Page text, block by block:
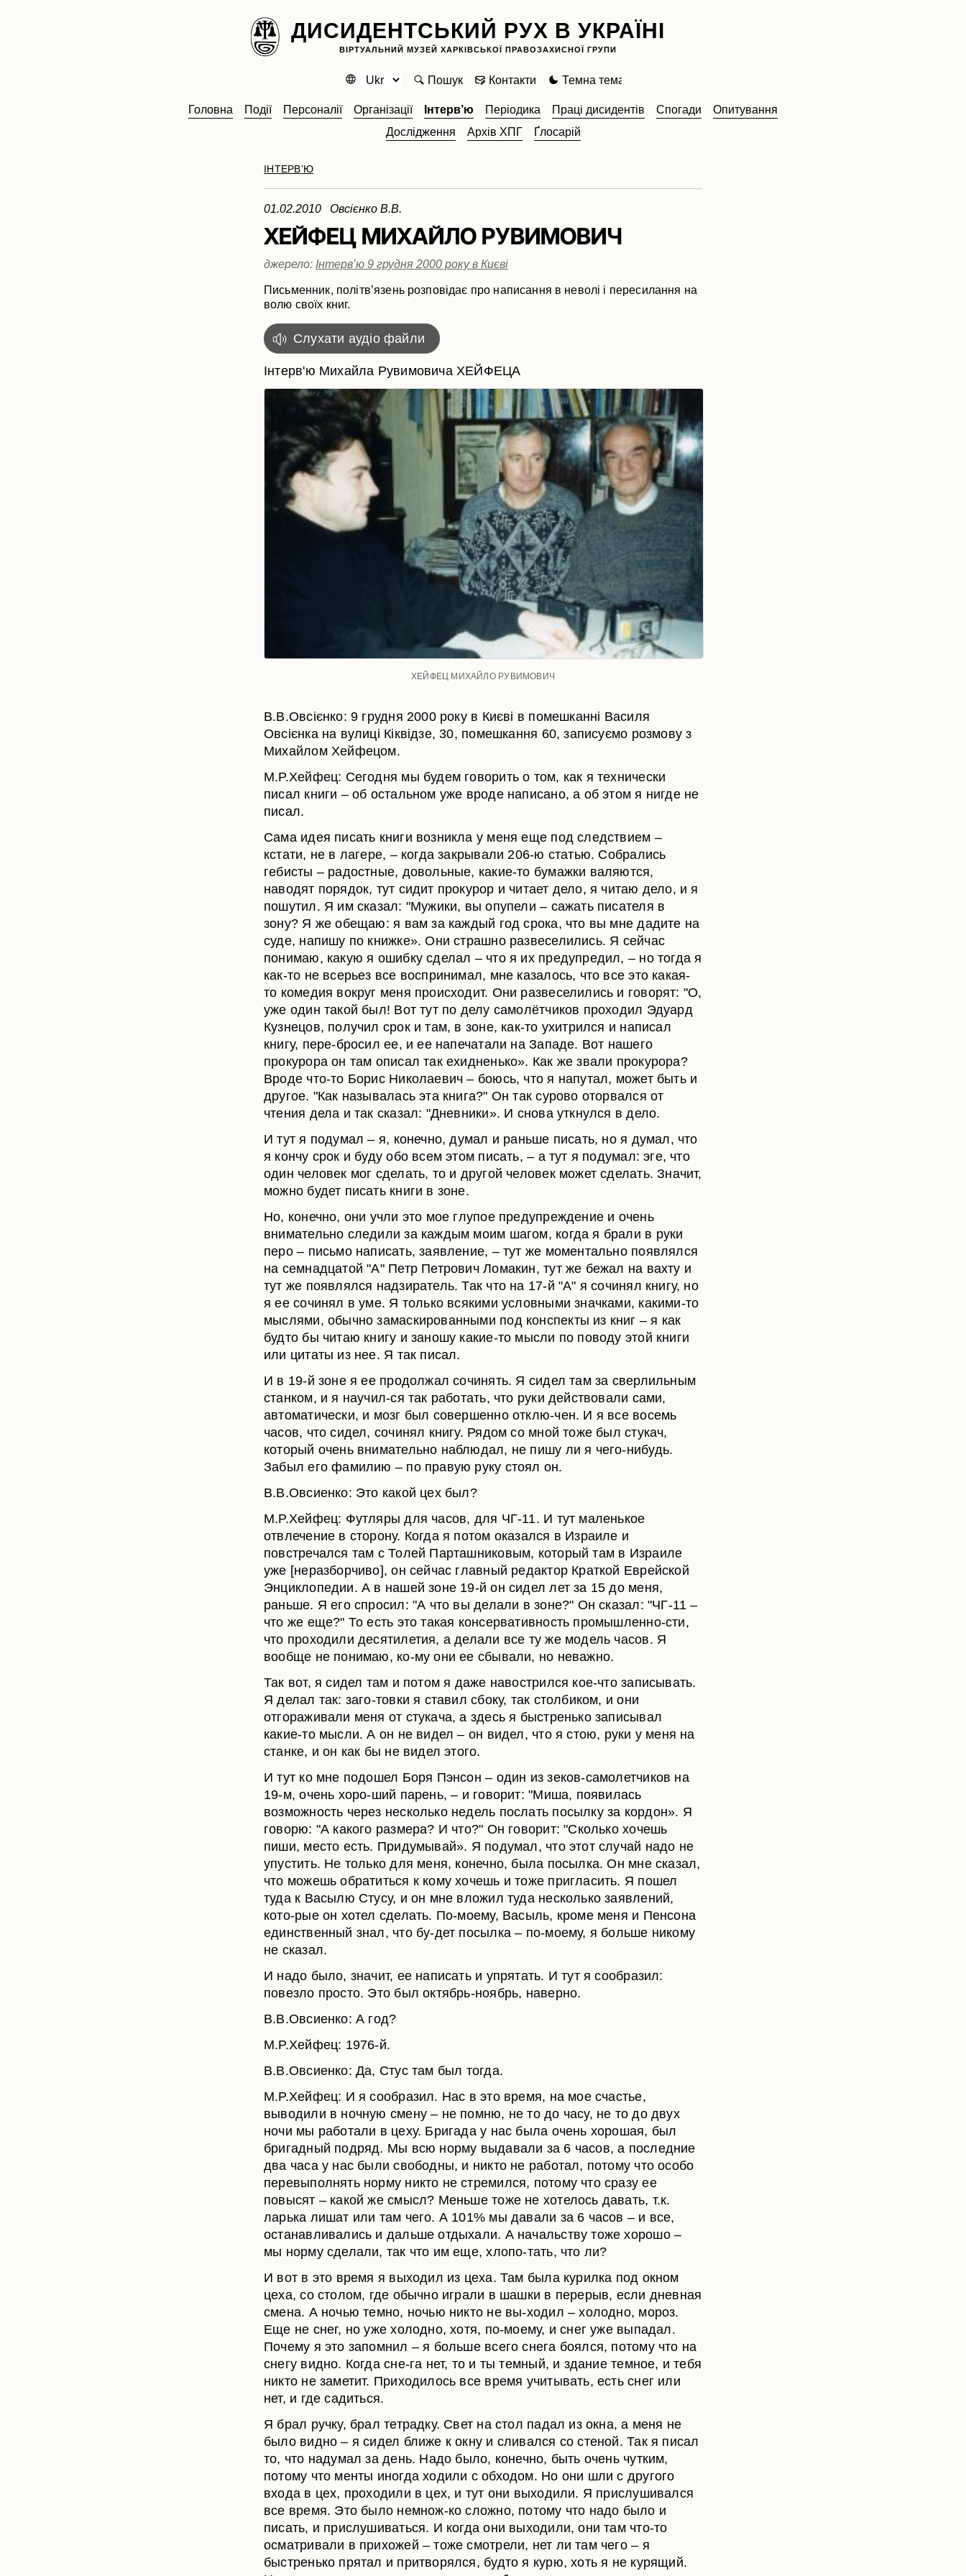
ДИСИДЕНТСЬКИЙ РУХ В УКРАЇНІ
ВІРТУАЛЬНИЙ МУЗЕЙ ХАРКІВСЬКОЇ ПРАВОЗАХИСНОЇ ГРУПИ
Пошук Контакти Темна тема
Головна Події Персоналії Організації Інтерв’ю Періодика Праці дисидентів Спогади
Опитування
Дослідження
Архів ХПГ Ґлосарій
ІНТЕРВ’Ю
01.02.2010 Овсієнко В.В.
ХЕЙФЕЦ МИХАЙЛО РУВИМОВИЧ
джерело: Інтерв’ю 9 грудня 2000 року в Києві
Письменник, політв’язень розповідає про написання в неволі і пересилання на
волю своїх книг.
Слухати аудіо файли
Інтерв'ю Михайла Рувимовича ХЕЙФЕЦА
ХЕЙФЕЦ МИХАЙЛО РУВИМОВИЧ
В.В.Овсієнко: 9 грудня 2000 року в Києві в помешканні Василя
Овсієнка на вулиці Кіквідзе, 30, помешкання 60, записуємо розмову з
Михайлом Хейфецом.
М.Р.Хейфец: Сегодня мы будем говорить о том, как я технически
писал книги – об остальном уже вроде написано, а об этом я нигде не
писал.
Сама идея писать книги возникла у меня еще под следствием –
кстати, не в лагере, – когда закрывали 206-ю статью. Собрались
гебисты – радостные, довольные, какие-то бумажки валяются,
наводят порядок, тут сидит прокурор и читает дело, я читаю дело, и я
пошутил. Я им сказал: "Мужики, вы опупели – сажать писателя в
зону? Я же обещаю: я вам за каждый год срока, что вы мне дадите на
суде, напишу по книжке». Они страшно развеселились. Я сейчас
понимаю, какую я ошибку сделал – что я их предупредил, – но тогда я
как-то не всерьез все воспринимал, мне казалось, что все это какая-
то комедия вокруг меня происходит. Они развеселились и говорят: "О,
уже один такой был! Вот тут по делу самолётчиков проходил Эдуард
Кузнецов, получил срок и там, в зоне, как-то ухитрился и написал
книгу, пере-бросил ее, и ее напечатали на Западе. Вот нашего
прокурора он там описал так ехидненько». Как же звали прокурора?
Вроде что-то Борис Николаевич – боюсь, что я напутал, может быть и
другое. "Как называлась эта книга?" Он так сурово оторвался от
чтения дела и так сказал: "Дневники». И снова уткнулся в дело.
И тут я подумал – я, конечно, думал и раньше писать, но я думал, что
я кончу срок и буду обо всем этом писать, – а тут я подумал: эге, что
один человек мог сделать, то и другой человек может сделать. Значит,
можно будет писать книги в зоне.
Но, конечно, они учли это мое глупое предупреждение и очень
внимательно следили за каждым моим шагом, когда я брали в руки
перо – письмо написать, заявление, – тут же моментально появлялся
на семнадцатой "А" Петр Петрович Ломакин, тут же бежал на вахту и
тут же появлялся надзиратель. Так что на 17-й "А" я сочинял книгу, но
я ее сочинял в уме. Я только всякими условными значками, какими-то
мыслями, обычно замаскированными под конспекты из книг – я как
будто бы читаю книгу и заношу какие-то мысли по поводу этой книги
или цитаты из нее. Я так писал.
И в 19-й зоне я ее продолжал сочинять. Я сидел там за сверлильным
станком, и я научил-ся так работать, что руки действовали сами,
автоматически, и мозг был совершенно отклю-чен. И я все восемь
часов, что сидел, сочинял книгу. Рядом со мной тоже был стукач,
который очень внимательно наблюдал, не пишу ли я чего-нибудь.
Забыл его фамилию – по правую руку стоял он.
В.В.Овсиенко: Это какой цех был?
М.Р.Хейфец: Футляры для часов, для ЧГ-11. И тут маленькое
отвлечение в сторону. Когда я потом оказался в Израиле и
повстречался там с Толей Парташниковым, который там в Израиле
уже [неразборчиво], он сейчас главный редактор Краткой Еврейской
Энциклопедии. А в нашей зоне 19-й он сидел лет за 15 до меня,
раньше. Я его спросил: "А что вы делали в зоне?" Он сказал: "ЧГ-11 –
что же еще?" То есть это такая консервативность промышленно-сти,
что проходили десятилетия, а делали все ту же модель часов. Я
вообще не понимаю, ко-му они ее сбывали, но неважно.
Так вот, я сидел там и потом я даже навострился кое-что записывать.
Я делал так: заго-товки я ставил сбоку, так столбиком, и они
отгораживали меня от стукача, а здесь я быстренько записывал
какие-то мысли. А он не видел – он видел, что я стою, руки у меня на
станке, и он как бы не видел этого.
И тут ко мне подошел Боря Пэнсон – один из зеков-самолетчиков на
19-м, очень хоро-ший парень, – и говорит: "Миша, появилась
возможность через несколько недель послать посылку за кордон». Я
говорю: "А какого размера? И что?" Он говорит: "Сколько хочешь
пиши, место есть. Придумывай». Я подумал, что этот случай надо не
упустить. Не только для меня, конечно, была посылка. Он мне сказал,
что можешь обратиться к кому хочешь и тоже пригласить. Я пошел
туда к Васылю Стусу, и он мне вложил туда несколько заявлений,
кото-рые он хотел сделать. По-моему, Васыль, кроме меня и Пенсона
единственный знал, что бу-дет посылка – по-моему, я больше никому
не сказал.
И надо было, значит, ее написать и упрятать. И тут я сообразил:
повезло просто. Это был октябрь-ноябрь, наверно.
В.В.Овсиенко: А год?
М.Р.Хейфец: 1976-й.
В.В.Овсиенко: Да, Стус там был тогда.
М.Р.Хейфец: И я сообразил. Нас в это время, на мое счастье,
выводили в ночную смену – не помню, не то до часу, не то до двух
ночи мы работали в цеху. Бригада у нас была очень хорошая, был
бригадный подряд. Мы всю норму выдавали за 6 часов, а последние
два часа у нас были свободны, и никто не работал, потому что особо
перевыполнять норму никто не стремился, потому что сразу ее
повысят – какой же смысл? Меньше тоже не хотелось давать, т.к.
ларька лишат или там чего. А 101% мы давали за 6 часов – и все,
останавливались и дальше отдыхали. А начальству тоже хорошо –
мы норму сделали, так что им еще, хлопо-тать, что ли?
И вот в это время я выходил из цеха. Там была курилка под окном
цеха, со столом, где обычно играли в шашки в перерыв, если дневная
смена. А ночью темно, ночью никто не вы-ходил – холодно, мороз.
Еще не снег, но уже холодно, хотя, по-моему, и снег уже выпадал.
Почему я это запомнил – я больше всего снега боялся, потому что на
снегу видно. Когда сне-га нет, то и ты темный, и здание темное, и тебя
никто не заметит. Приходилось все время учитывать, есть снег или
нет, и где садиться.
Я брал ручку, брал тетрадку. Свет на стол падал из окна, а меня не
было видно – я сидел ближе к окну и сливался со стеной. Так я писал
то, что надумал за день. Надо было, конечно, быть очень чутким,
потому что менты иногда ходили с обходом. Но они шли с другого
входа в цех, проходили в цех, и тут они выходили. Я прислушивался
все время. Это было немнож-ко сложно, потому что надо было и
писать, и прислушиваться. И когда они выходили, они там что-то
осматривали в прихожей – тоже смотрели, нет ли там чего – я
быстренько прятал и притворялся, будто я курю, хоть я не курящий.